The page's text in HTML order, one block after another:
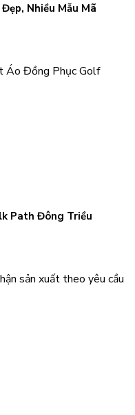
Nhiều Mẫu Mã
Path Đông Triều